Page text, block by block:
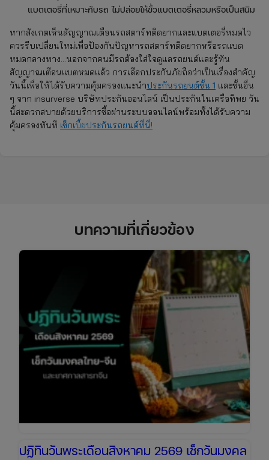
แบตเตอรี่ที่เหมาะกับรถ ไม่ปล่อยให้ขั้วแบตเตอรี่หลวมหรือเป็นสนิม
หากสังเกตเห็นสัญญาณเตือนรถสตาร์ทติดยากและแบตเตอรี่หมดไว
ควรรีบเปลี่ยนใหม่เพื่อป้องกันปัญหารถสตาร์ทติดยากหรือรถแบต
หมดกลางทาง…นอกจากคนมีรถต้องใส่ใจดูแลรถยนต์และรู้ทัน
สัญญาณเตือนแบตหมดแล้ว การเลือกประกันภัยถือว่าเป็นเรื่องสำคัญ
วันนี้เพื่อให้ได้รับความคุ้มครองแนะนำประกันรถยนต์ชั้น 1 และชั้นอื่น
ๆ จาก insurverse บริษัทประกันออนไลน์ เป็นประกันในเครือทิพย วัน
นี้สะดวกสบายด้วยบริการซื้อผ่านระบบออนไลน์พร้อมทั้งได้รับความ
คุ้มครองทันที เช็กเบี้ยประกันรถยนต์ที่นี่!
บทความที่เกี่ยวข้อง
ปฏิทินวันพระเดือนสิงหาคม 2569 เช็กวันมงคล